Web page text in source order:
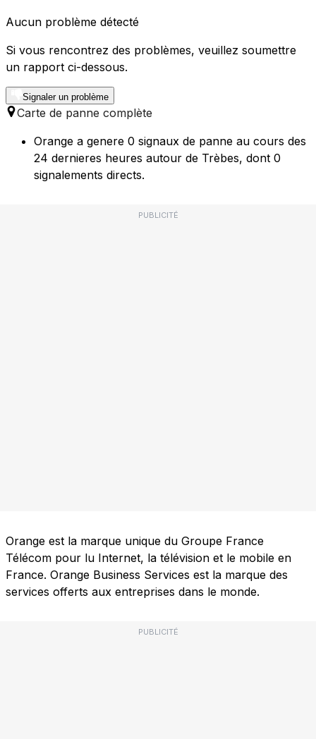
Aucun problème détecté
Si vous rencontrez des problèmes, veuillez soumettre
un rapport ci-dessous.
Signaler un problème
Carte de panne complète
Orange a genere 0 signaux de panne au cours des
24 dernieres heures autour de Trèbes, dont 0
signalements directs.
PUBLICITÉ
Orange est la marque unique du Groupe France
Télécom pour lu Internet, la télévision et le mobile en
France. Orange Business Services est la marque des
services offerts aux entreprises dans le monde.
PUBLICITÉ